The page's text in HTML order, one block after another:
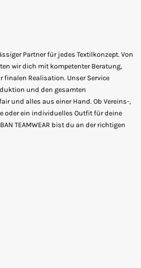
Partner für jedes Textilkonzept. Von
wir dich mit kompetenter Beratung,
Realisation. Unser Service
und den gesamten
und alles aus einer Hand. Ob Vereins-,
oder ein individuelles Outfit für deine
TEAMWEAR bist du an der richtigen